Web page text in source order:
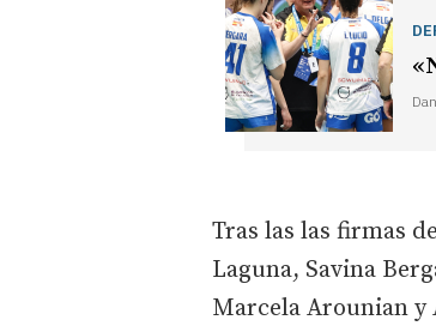
Tras las las firmas
Laguna, Savina
Marcela Arounian y